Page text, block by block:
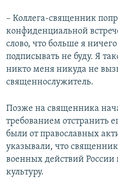
– Коллега-священник
конфиденциальной
слово, что больше я
подписывать не буду. Я
никто меня никуда не
священнослужитель.
Позже на священника
требованием отстранить
были от православных
указывали, что
военных действий
культуру.